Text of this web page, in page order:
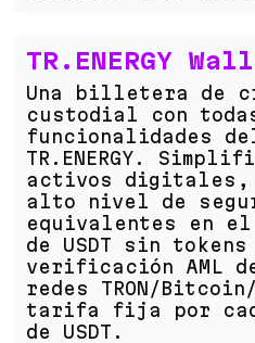
TR.ENERGY
Una billetera de
custodial con
funcionalidades
TR.ENERGY.
activos digitales,
alto nivel de
equivalentes en el
de USDT sin tokens
verificación AML
redes TRON/
tarifa fija por
de USDT.